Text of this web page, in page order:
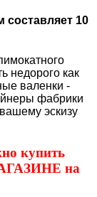
составляет 10
недорого как
валенки -
фабрики
эскизу
купить
на